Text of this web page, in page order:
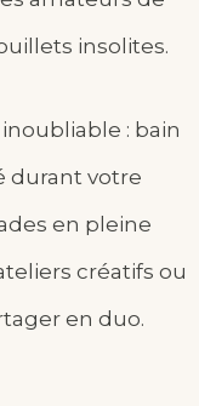
insolites.
: bain
durant votre
en pleine
créatifs ou
en duo.